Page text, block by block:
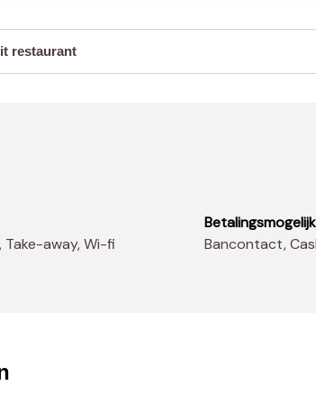
restaurant
Take-away, Wi-fi
Bancontact,